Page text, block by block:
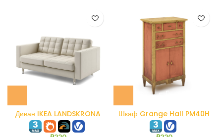
Диван IKEA LANDSKRONA Шкаф Grange Hall PM40H